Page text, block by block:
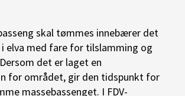
skal tømmes innebærer det
elva med fare for tilslamming og
det er laget en
for området, gir den tidspunkt for
massebassenget. I FDV-